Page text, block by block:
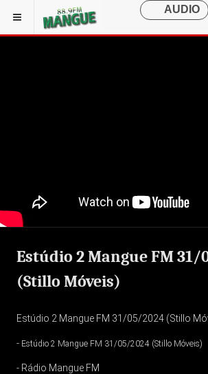
Estúdio 2 Mangue FM 31/
(Stillo Móveis)
Estúdio 2 Mangue FM 31/05/2024 (Stillo
- Estúdio 2 Mangue FM 31/05/2024 (Stillo Móveis)
- Rádio Mangue FM